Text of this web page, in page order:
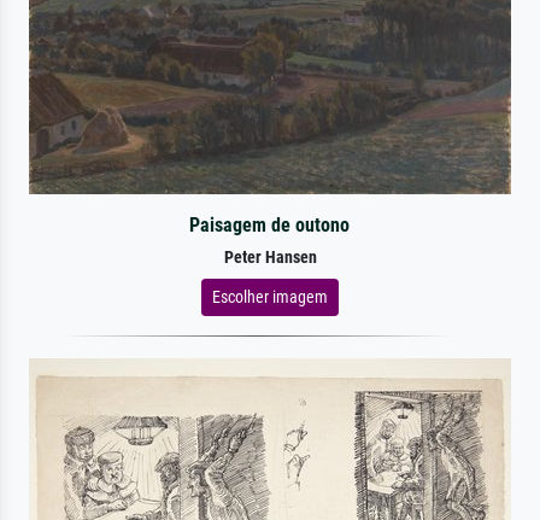
Paisagem de outono
Peter Hansen
Escolher imagem